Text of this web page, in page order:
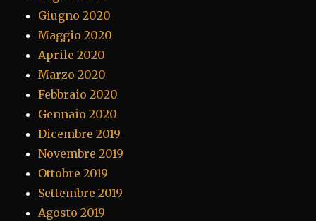
Giugno 2020
Maggio 2020
Aprile 2020
Marzo 2020
Febbraio 2020
Gennaio 2020
Dicembre 2019
Novembre 2019
Ottobre 2019
Settembre 2019
Agosto 2019